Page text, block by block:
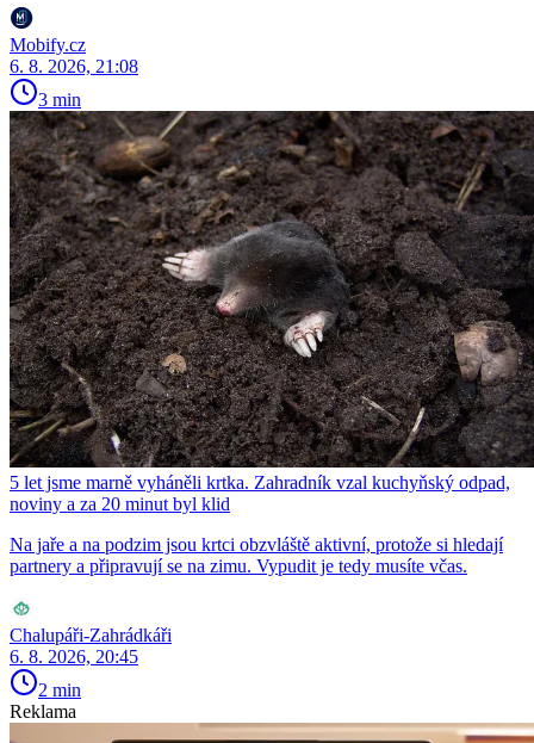
Mobify.cz
6. 8. 2026, 21:08
3 min
5 let jsme marně vyháněli krtka. Zahradník vzal kuchyňský odpad,
noviny a za 20 minut byl klid
Na jaře a na podzim jsou krtci obzvláště aktivní, protože si hledají
partnery a připravují se na zimu. Vypudit je tedy musíte včas.
Chalupáři-Zahrádkáři
6. 8. 2026, 20:45
2 min
Reklama